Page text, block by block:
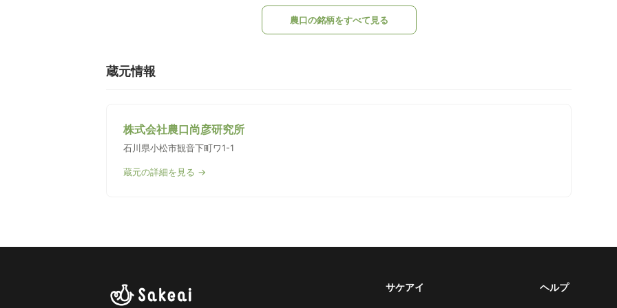
農口の銘柄をすべて見る
蔵元情報
株式会社農口尚彦研究所
石川県小松市観音下町ワ1-1
蔵元の詳細を見る →
サケアイ ヘルプ